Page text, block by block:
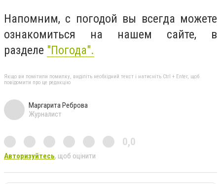
Напомним, с погодой вы всегда можете
ознакомиться на нашем сайте, в
разделе "Погода".
Якщо ви помітили помилку, виділіть необхідний текст і натисніть Ctrl + Enter, щоб
повідомити про це редакцію
Маргарита Реброва
Журналист
0,0
Авторизуйтесь, щоб оцінити